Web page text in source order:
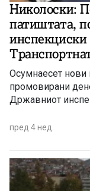
Николоски:
патиштата,
инспекциски
Осумнаесет нови
промовирани
Државниот
пред 4 нед.